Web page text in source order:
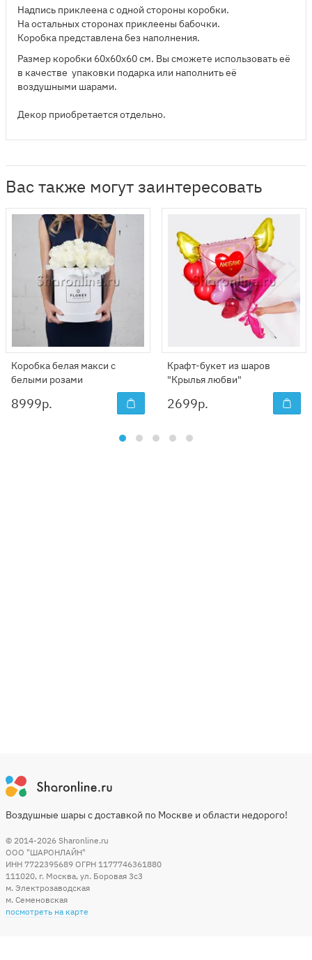
Надпись приклеена с одной стороны коробки.
На остальных сторонах приклеены бабочки.
Коробка представлена без наполнения.
Размер коробки 60х60х60 см. Вы сможете использовать её
в качестве упаковки подарка или наполнить её
воздушными шарами.
Декор приобретается отдельно.
Вас также могут заинтересовать
Коробка белая макси с
белыми розами
8999р.
Крафт-букет из шаров
"Крылья любви"
2699р.
Воздушные шары с доставкой по Москве и области недорого!
© 2014-2026 Sharonline.ru
ООО "ШАРОНЛАЙН"
ИНН 7722395689 ОГРН 1177746361880
111020, г. Москва, ул. Боровая 3c3
м. Электрозаводская
м. Семеновская
посмотреть на карте